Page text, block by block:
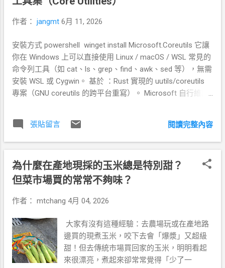
作者： jangmt 6月 11, 2026
安裝方式 powershell winget install Microsoft.Coreutils 它讓
你在 Windows 上可以直接使用 Linux / macOS / WSL 常見的
命令列工具（如 cat、ls、grep、find、awk、sed 等），無需
安裝 WSL 或 Cygwin。 基於 ：Rust 實現的 uutils/coreutils
專案（GNU coreutils 的跨平台重寫）。 Microsoft 自行維護
grep.exe）。 同時包含 findutils（find、xargs）和 GNU 相容
的 grep。
張貼留言 閱讀完整內容
為什麼在產地現採的玉米總是特別甜？
但菜市場買的常常不夠味？
作者： mtchang 4月 04, 2026
大家有沒有這種經驗：去農場玩或在產地路
邊買的現煮玉米，咬下去會「爆漿」又超級
甜！但去傳統市場買回家的玉米，明明看起
來很漂亮，煮起來卻常常覺得「少了一